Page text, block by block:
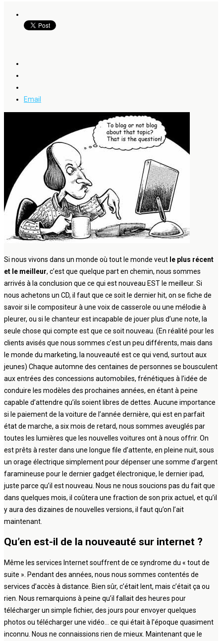
Email
Si nous vivons dans un monde où tout le monde veut le plus récent
et le meilleur, c’est que quelque part en chemin, nous sommes
arrivés à la conclusion que ce qui est nouveau EST le meilleur. Si
nous achetons un CD, il faut que ce soit le dernier hit, on se fiche de
savoir si le compositeur à une voix de casserole ou une mélodie à
pleurer, ou si le chanteur est incapable de jouer plus d’une note, la
seule chose qui compte est que ce soit nouveau. (En réalité pour les
clients avisés que nous sommes c’est un peu différents, mais dans
le monde du marketing, la nouveauté est ce qui vend, surtout aux
jeunes) Chaque automne des centaines de personnes se bousculent
aux entrées des concessions automobiles, frénétiques à l’idée de
conduire les modèles des prochaines années, en étant à peine
capable d’attendre qu’ils soient libres de dettes. Aucune importance
si le paiement de la voiture de l’année dernière, qui est en parfait
état de marche, a six mois de retard, nous sommes aveuglés par
toutes les lumières que les nouvelles voitures ont à nous offrir. On
est prêts à rester dans une longue file d’attente, en pleine nuit, sous
un orage électrique simplement pour dépenser une somme d’argent
faramineuse pour le dernier gadget électronique, le dernier ipad,
juste parce qu’il est nouveau. Nous ne nous soucions pas du fait que
dans quelques mois, il coûtera une fraction de son prix actuel, et qu’il
y aura des dizaines de nouvelles versions, il faut qu’on l’ait
maintenant.
Qu’en est-il de la nouveauté sur internet ?
Même les services Internet souffrent de ce syndrome du « tout de
suite ». Pendant des années, nous nous sommes contentés de
services d’accès à distance. Bien sûr, c’était lent, mais c’était ça ou
rien. Nous remarquions à peine qu’il fallait des heures pour
télécharger un simple fichier, des jours pour envoyer quelques
photos ou télécharger une vidéo… ce qui était à l’époque quasiment
inconnu. Nous ne connaissions rien de mieux. Maintenant que le